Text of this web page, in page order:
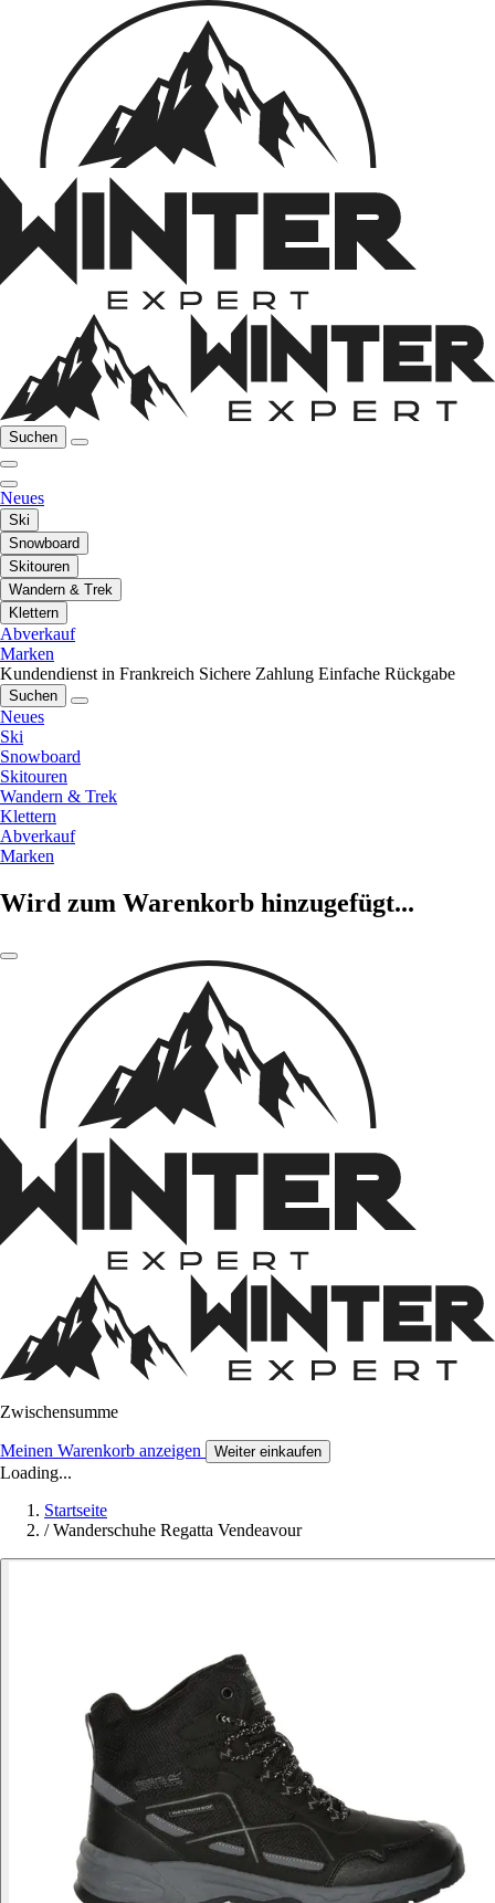
Suchen
Neues
Ski
Snowboard
Skitouren
Wandern & Trek
Klettern
Abverkauf
Marken
Kundendienst in Frankreich Sichere Zahlung Einfache Rückgabe
Suchen
Neues
Ski
Snowboard
Skitouren
Wandern & Trek
Klettern
Abverkauf
Marken
Wird zum Warenkorb hinzugefügt...
Zwischensumme
Meinen Warenkorb anzeigen Weiter einkaufen
Loading...
Startseite
/ Wanderschuhe Regatta Vendeavour